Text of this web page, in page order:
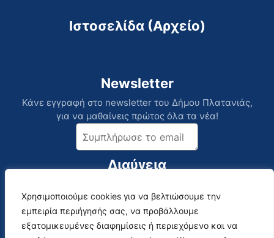
Χρησιμοποιούμε cookies για να βελτιώσουμε την
εμπειρία περιήγησής σας, να προβάλλουμε
εξατομικευμένες διαφημίσεις ή περιεχόμενο και να
Ιστοσελίδα (Αρχείο)
Newsletter
Κάνε εγγραφή στο newsletter του Δήμου Πλατανιάς,
για να μαθαίνεις πρώτος όλα τα νέα!
Διαύγεια
Επικοινωνία
Αναλυτικός Κατάλογος
Social Media